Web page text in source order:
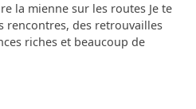
la mienne sur les routes Je te
rencontres, des retrouvailles
riches et beaucoup de